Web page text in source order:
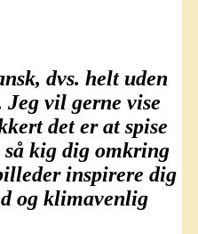
, dvs. helt uden
vil gerne vise
det er at spise
så kig dig omkring
inspirere dig
og klimavenlig